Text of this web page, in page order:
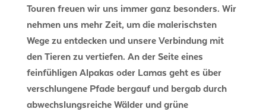
Touren freuen wir uns immer ganz besonders. Wir
nehmen uns mehr Zeit, um die malerischsten
Wege zu entdecken und unsere Verbindung mit
den Tieren zu vertiefen. An der Seite eines
feinfühligen Alpakas oder Lamas geht es über
verschlungene Pfade bergauf und bergab durch
abwechslungsreiche Wälder und grüne